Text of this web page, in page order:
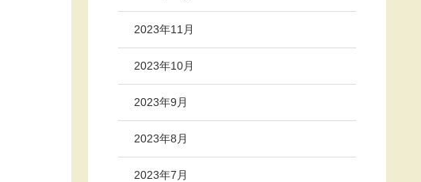
2023年11月
2023年10月
2023年9月
2023年8月
2023年7月